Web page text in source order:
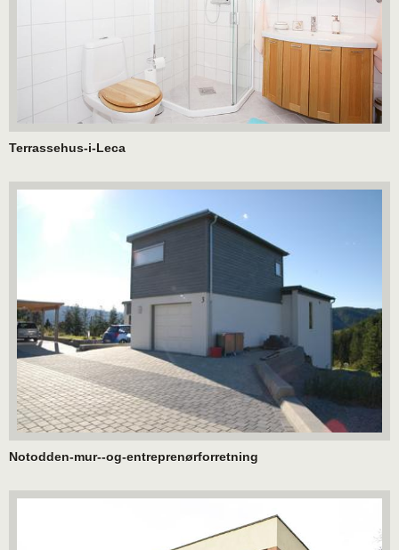
Terrassehus-i-Leca
Notodden-mur--og-entreprenørforretning